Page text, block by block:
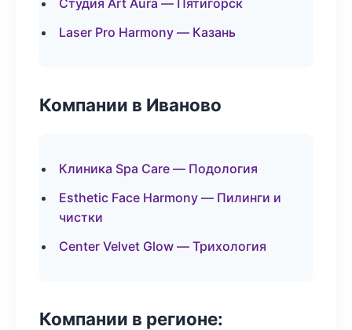
Студия Art Aura — Пятигорск
Laser Pro Harmony — Казань
Компании в Иваново
Клиника Spa Care — Подология
Esthetic Face Harmony — Пилинги и
чистки
Center Velvet Glow — Трихология
Компании в регионе: